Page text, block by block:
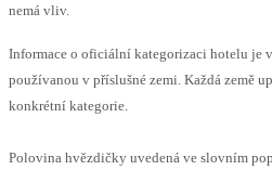
nemá vliv.
Informace o oficiální kategorizaci hotelu je
používanou v příslušné zemi. Každá země
konkrétní kategorie.
Polovina hvězdičky uvedená ve slovním